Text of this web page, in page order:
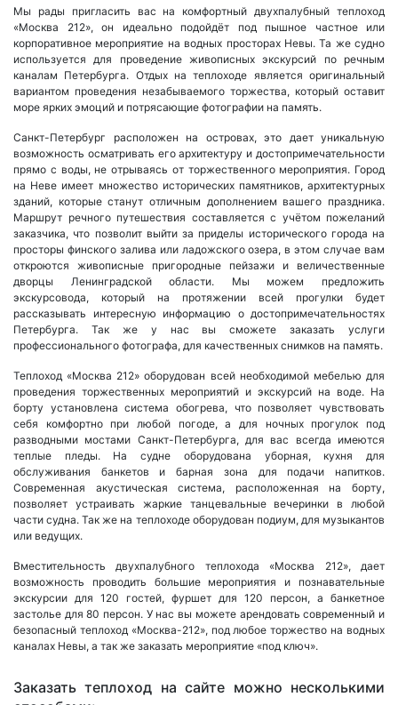
Мы рады пригласить вас на комфортный двухпалубный теплоход
«Москва 212», он идеально подойдёт под пышное частное или
корпоративное мероприятие на водных просторах Невы. Та же судно
используется для проведение живописных экскурсий по речным
каналам Петербурга. Отдых на теплоходе является оригинальный
вариантом проведения незабываемого торжества, который оставит
море ярких эмоций и потрясающие фотографии на память.
Санкт-Петербург расположен на островах, это дает уникальную
возможность осматривать его архитектуру и достопримечательности
прямо с воды, не отрываясь от торжественного мероприятия. Город
на Неве имеет множество исторических памятников, архитектурных
зданий, которые станут отличным дополнением вашего праздника.
Маршрут речного путешествия составляется с учётом пожеланий
заказчика, что позволит выйти за приделы исторического города на
просторы финского залива или ладожского озера, в этом случае вам
откроются живописные пригородные пейзажи и величественные
дворцы Ленинградской области. Мы можем предложить
экскурсовода, который на протяжении всей прогулки будет
рассказывать интересную информацию о достопримечательностях
Петербурга. Так же у нас вы сможете заказать услуги
профессионального фотографа, для качественных снимков на память.
Теплоход «Москва 212» оборудован всей необходимой мебелью для
проведения торжественных мероприятий и экскурсий на воде. На
борту установлена система обогрева, что позволяет чувствовать
себя комфортно при любой погоде, а для ночных прогулок под
разводными мостами Санкт-Петербурга, для вас всегда имеются
теплые пледы. На судне оборудована уборная, кухня для
обслуживания банкетов и барная зона для подачи напитков.
Современная акустическая система, расположенная на борту,
позволяет устраивать жаркие танцевальные вечеринки в любой
части судна. Так же на теплоходе оборудован подиум, для музыкантов
или ведущих.
Вместительность двухпалубного теплохода «Москва 212», дает
возможность проводить большие мероприятия и познавательные
экскурсии для 120 гостей, фуршет для 120 персон, а банкетное
застолье для 80 персон. У нас вы можете арендовать современный и
безопасный теплоход «Москва-212», под любое торжество на водных
каналах Невы, а так же заказать мероприятие «под ключ».
Заказать теплоход на сайте можно несколькими